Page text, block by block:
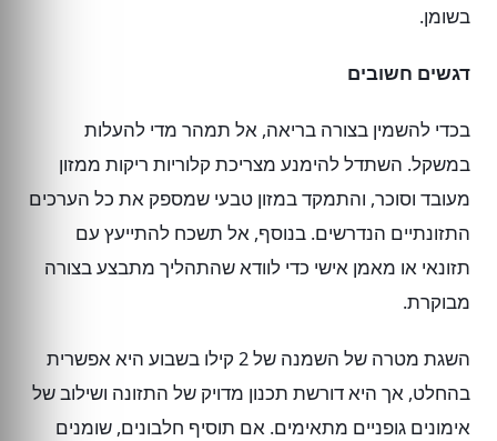
בשומן.
דגשים חשובים
בכדי להשמין בצורה בריאה, אל תמהר מדי להעלות
במשקל. השתדל להימנע מצריכת קלוריות ריקות ממזון
מעובד וסוכר, והתמקד במזון טבעי שמספק את כל הערכים
התזונתיים הנדרשים. בנוסף, אל תשכח להתייעץ עם
תזונאי או מאמן אישי כדי לוודא שהתהליך מתבצע בצורה
מבוקרת.
השגת מטרה של השמנה של 2 קילו בשבוע היא אפשרית
בהחלט, אך היא דורשת תכנון מדויק של התזונה ושילוב של
אימונים גופניים מתאימים. אם תוסיף חלבונים, שומנים